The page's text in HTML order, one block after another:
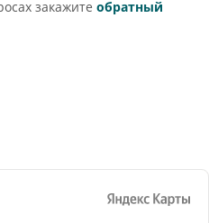
закажите обратный